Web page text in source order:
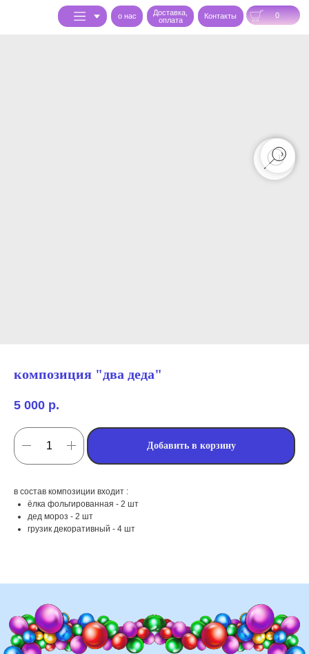
0
Доставка,
оплата
Контакты
o нас
композиция "два деда"
5 000 р.
Добавить в корзину
в состав композиции входит :
ёлка фольгированная - 2 шт
дед мороз - 2 шт
грузик декоративный - 4 шт
школ, детских садов, салонов
различных площадок (лофты,
рестораны, магазины)
мы занимаемся
оформлением: